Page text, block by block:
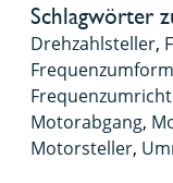
Schlagwörter
Drehzahlsteller,
Motorabgang,
Motorsteller,